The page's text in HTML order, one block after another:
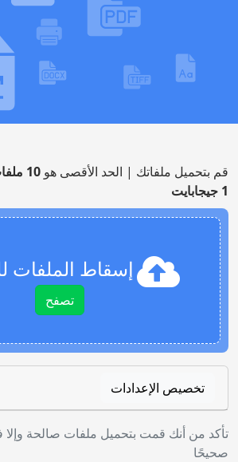
قم بتحميل ملفاتك | الحد الأقصى هو 10 ملفات
1 جيجابايت
إسقاط الملفات
تصفح
تخصيص الإعدادات
تأكد من أنك قمت بتحميل ملفات صالحة وإلا
صحيحًا